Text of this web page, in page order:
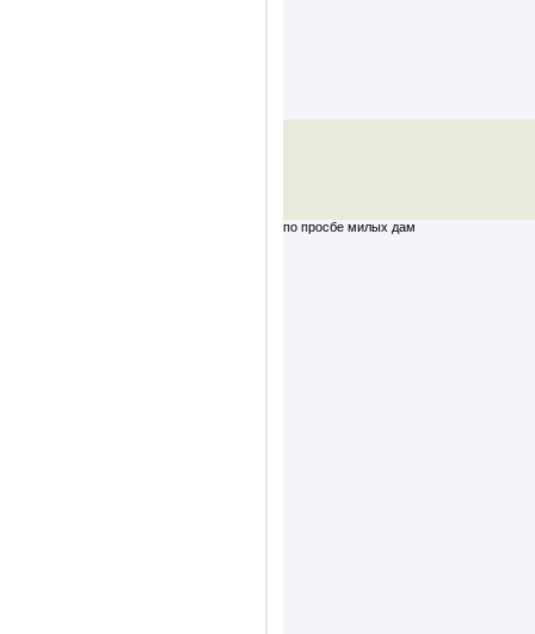
по просбе милых дам